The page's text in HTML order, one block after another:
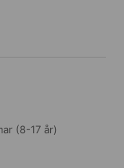
(8-17 år)